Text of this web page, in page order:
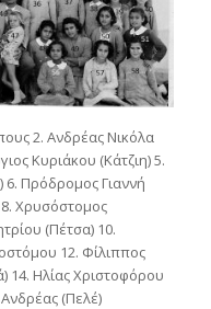
2. Ανδρέας Νικόλα
Κυριάκου (Κάτζιη) 5.
6. Πρόδρομος Γιαννή
Χρυσόστομος
(Πέτσα) 10.
12. Φίλιππος
14. Ηλίας Χριστοφόρου
(Πελέ)